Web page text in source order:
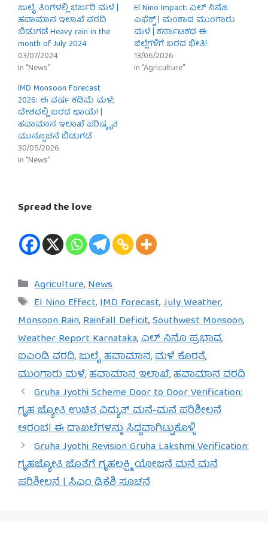
ಜುಲೈ ತಿಂಗಳಲ್ಲಿ ಭರ್ಜರಿ ಮಳೆ |
ಹವಾಮಾನ ಇಲಾಖೆ ವರದಿ
ಬಿಡುಗಡೆ Heavy rain in the
month of July 2024
03/07/2024
In "News"
El Nino Impact: ಎಲ್ ನಿನೊ
ಎಫೆಕ್ಟ್ | ಮಂಕಾದ ಮುಂಗಾರು
ಮಳೆ | ಕರ್ನಾಟಕದ ಈ
ಜಿಲ್ಲೆಗಳಿಗೆ ಬರದ ಭೀತಿ!
13/06/2026
In "Agriculture"
IMD Monsoon Forecast
2026: ಈ ವರ್ಷ ಕಡಿಮೆ ಮಳೆ;
ದೇಶದಲ್ಲಿ ಬರದ ಛಾಯೆ! |
ಹವಾಮಾನ ಇಲಾಖೆ ಪರಿಷ್ಕೃತ
ಮುನ್ಸೂಚನೆ ಬಿಡುಗಡೆ
30/05/2026
In "News"
Spread the love
Categories
Agriculture,News
Tags
El Nino Effect,IMD Forecast,July Weather,
Monsoon Rain,Rainfall Deficit,Southwest Monsoon,
Weather Report Karnataka,ಎಲ್ ನಿನೊ ಪ್ರಭಾವ,
ಐಎಂಡಿ ವರದಿ,ಜುಲೈ ಹವಾಮಾನ,ಮಳೆ ಕೊರತೆ,
ಮುಂಗಾರು ಮಳೆ,ಹವಾಮಾನ ಇಲಾಖೆ,ಹವಾಮಾನ ವರದಿ
Gruha Jyothi Scheme Door to Door Verification:
ಗೃಹ ಜ್ಯೋತಿ ಉಚಿತ ವಿದ್ಯುತ್ ಮನೆ-ಮನೆ ಪರಿಶೀಲನೆ
ಆರಂಭ| ಈ ದಾಖಲೆಗಳನ್ನು ಸಿದ್ಧವಾಗಿಟ್ಟುಕೊಳ್ಳಿ
Gruha Jyothi Revision Gruha Lakshmi Verification:
ಗೃಹಜ್ಯೋತಿ ಜೊತೆಗೆ ಗೃಹಲಕ್ಷ್ಮಿ ಯೋಜನೆ ಮನೆ ಮನೆ
ಪರಿಶೀಲನೆ | ಸಿಎಂ ಡಿಕೆಶಿ ಸೂಚನೆ